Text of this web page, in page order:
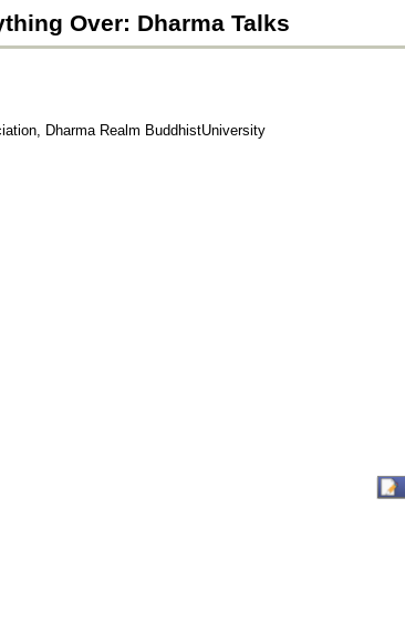
Over: Dharma Talks
Dharma Realm BuddhistUniversity